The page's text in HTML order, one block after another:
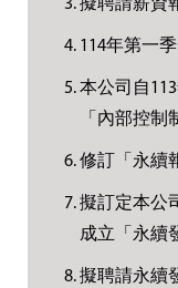
擬聘請薪資
114年第一
本公司自
「內部控
修訂「永續
擬訂定本公
成立「永續
擬聘請永續